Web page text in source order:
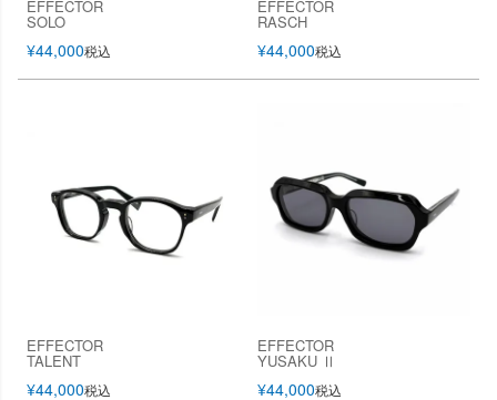
EFFECTOR
SOLO
¥44,000税込
EFFECTOR
RASCH
¥44,000税込
EFFECTOR
TALENT
¥44,000税込
EFFECTOR
YUSAKU Ⅱ
¥44,000税込